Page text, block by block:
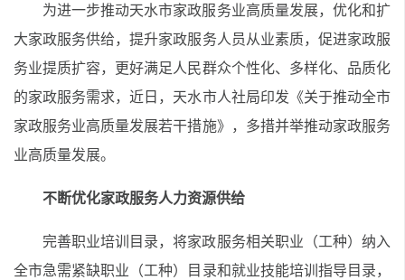
为进一步推动天水市家政服务业高质量发展，优化和扩
大家政服务供给，提升家政服务人员从业素质，促进家政服
务业提质扩容，更好满足人民群众个性化、多样化、品质化
的家政服务需求，近日，天水市人社局印发《关于推动全市
家政服务业高质量发展若干措施》，多措并举推动家政服务
业高质量发展。
不断优化家政服务人力资源供给
完善职业培训目录，将家政服务相关职业（工种）纳入
全市急需紧缺职业（工种）目录和就业技能培训指导目录，